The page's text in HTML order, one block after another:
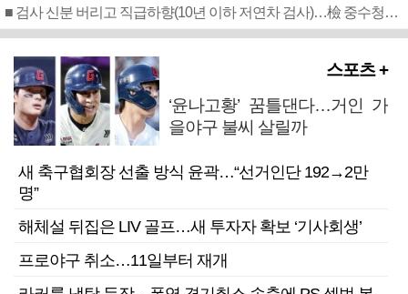
■ 검사 신분 버리고 직급하향(10년 이하 저연차 검사)…檢 중수청행 기피
스포츠 +
‘윤나고황’ 꿈틀댄다…거인 가
을야구 불씨 살릴까
새 축구협회장 선출 방식 윤곽…“선거인단 192→2만
명”
해체설 뒤집은 LIV 골프…새 투자자 확보 ‘기사회생’
프로야구 취소…11일부터 재개